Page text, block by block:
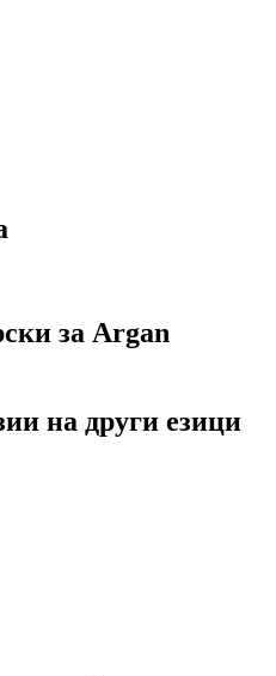
за Argan
на други езици